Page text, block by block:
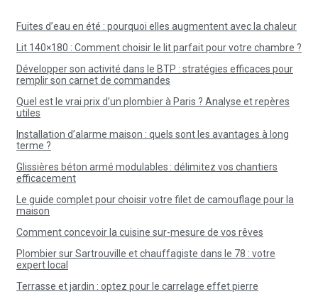
Fuites d’eau en été : pourquoi elles augmentent avec la chaleur
Lit 140×180 : Comment choisir le lit parfait pour votre chambre ?
Développer son activité dans le BTP : stratégies efficaces pour
remplir son carnet de commandes
Quel est le vrai prix d’un plombier à Paris ? Analyse et repères
utiles
Installation d’alarme maison : quels sont les avantages à long
terme ?
Glissières béton armé modulables : délimitez vos chantiers
efficacement
Le guide complet pour choisir votre filet de camouflage pour la
maison
Comment concevoir la cuisine sur-mesure de vos rêves
Plombier sur Sartrouville et chauffagiste dans le 78 : votre
expert local
Terrasse et jardin : optez pour le carrelage effet pierre